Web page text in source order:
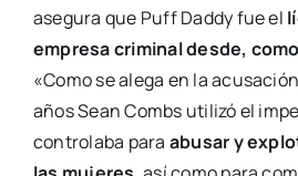
asegura que Puff Daddy fue el
empresa criminal desde,
«Como se alega en la
años Sean Combs utilizó el
controlaba para abusar y